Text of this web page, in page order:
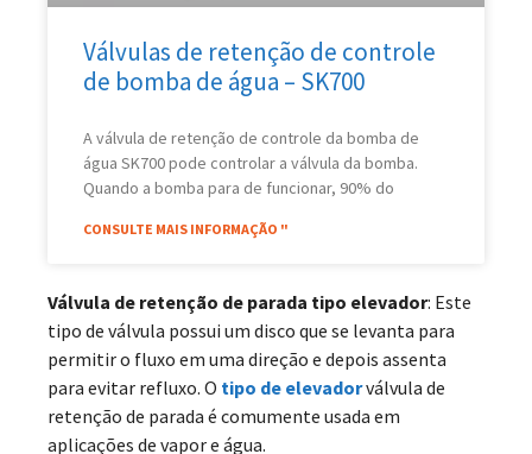
Válvulas de retenção de controle
de bomba de água – SK700
A válvula de retenção de controle da bomba de
água SK700 pode controlar a válvula da bomba.
Quando a bomba para de funcionar, 90% do
CONSULTE MAIS INFORMAÇÃO "
Válvula de retenção de parada tipo elevador: Este
tipo de válvula possui um disco que se levanta para
permitir o fluxo em uma direção e depois assenta
para evitar refluxo. O tipo de elevadorválvula de
retenção de parada é comumente usada em
aplicações de vapor e água.